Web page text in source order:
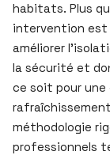
habitats. Plus
intervention est
améliorer
la sécurité et
ce soit pour une
méthodologie
professionnels